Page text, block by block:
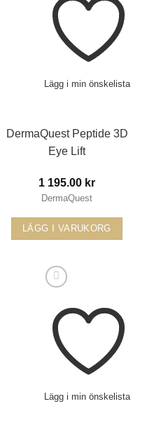
Lägg i min önskelista
DermaQuest Peptide 3D
Eye Lift
1 195.00 kr
DermaQuest
LÄGG I VARUKORG
Lägg i min önskelista